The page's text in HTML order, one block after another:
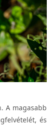
A magasabb
és